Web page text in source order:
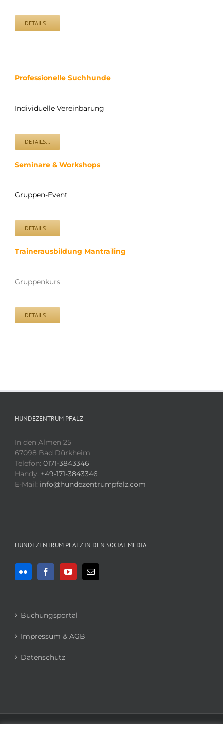
DETAILS…
Professionelle Suchhunde
Individuelle Vereinbarung
DETAILS…
Seminare & Workshops
Gruppen-Event
DETAILS…
Trainerausbildung Mantrailing
Gruppenkurs
DETAILS…
HUNDEZENTRUM PFALZ
In den Almen 25
67098 Bad Dürkheim
Telefon: 0171-3843346
Handy: +49-171-3843346
E-Mail: info@hundezentrumpfalz.com
HUNDEZENTRUM PFALZ IN DEN SOCIAL MEDIA
Buchungsportal
Impressum & AGB
Datenschutz